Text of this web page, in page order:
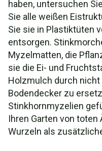
haben, untersuchen
Sie alle weißen
Sie sie in Plastiktüten
entsorgen.
Myzelmatten, die
sie die Ei- und
Holzmulch durch
Bodendecker zu
Stinkhornmyzelien
Ihren Garten von
Wurzeln als